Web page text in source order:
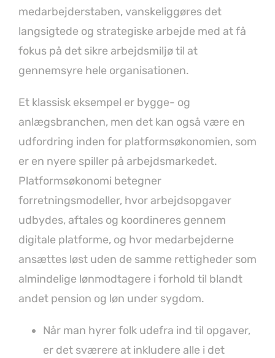
medarbejderstaben, vanskeliggøres det
langsigtede og strategiske arbejde med at få
fokus på det sikre arbejdsmiljø til at
gennemsyre hele organisationen.
Et klassisk eksempel er bygge- og
anlægsbranchen, men det kan også være en
udfordring inden for platformsøkonomien, som
er en nyere spiller på arbejdsmarkedet.
Platformsøkonomi betegner
forretningsmodeller, hvor arbejdsopgaver
udbydes, aftales og koordineres gennem
digitale platforme, og hvor medarbejderne
ansættes løst uden de samme rettigheder som
almindelige lønmodtagere i forhold til blandt
andet pension og løn under sygdom.
Når man hyrer folk udefra ind til opgaver,
er det sværere at inkludere alle i det